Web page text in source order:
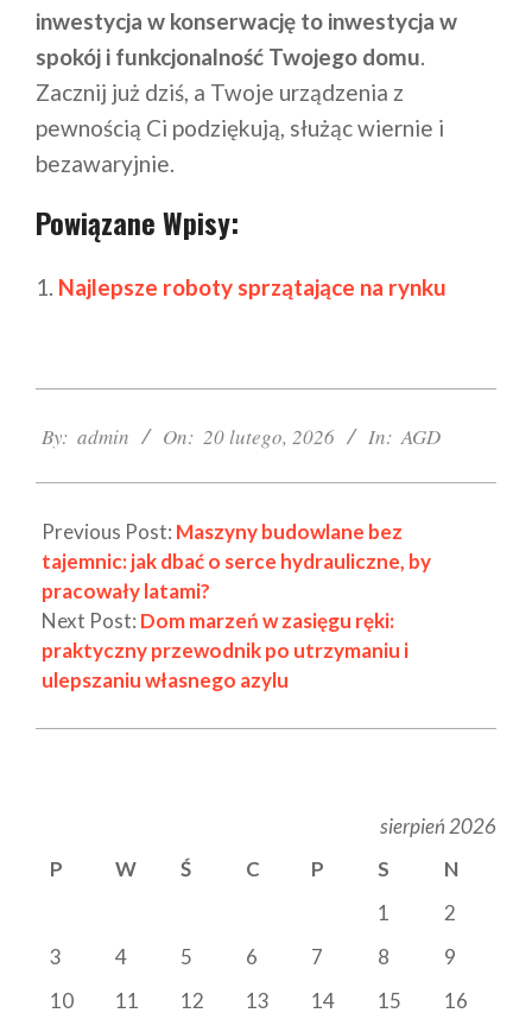
inwestycja w konserwację to inwestycja w
spokój i funkcjonalność Twojego domu.
Zacznij już dziś, a Twoje urządzenia z
pewnością Ci podziękują, służąc wiernie i
bezawaryjnie.
Powiązane Wpisy:
Najlepsze roboty sprzątające na rynku
02-
By: admin On: 20 lutego, 2026 In: AGD
Previous Post: Maszyny budowlane bez
tajemnic: jak dbać o serce hydrauliczne, by
pracowały latami?
Next Post: Dom marzeń w zasięgu ręki:
praktyczny przewodnik po utrzymaniu i
ulepszaniu własnego azylu
sierpień 2026
P
W Ś C P S
N
1
2
3
4 5 6 7 8
9
10
11 12 13 14 15 16